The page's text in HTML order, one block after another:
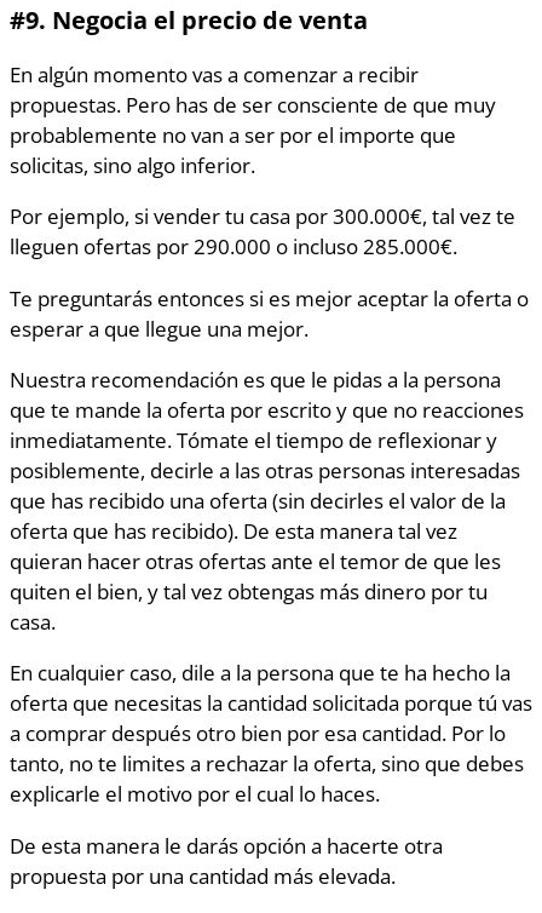
#9. Negocia el precio de venta
En algún momento vas a comenzar a recibir
propuestas. Pero has de ser consciente de que muy
probablemente no van a ser por el importe que
solicitas, sino algo inferior.
Por ejemplo, si vender tu casa por 300.000€, tal vez te
lleguen ofertas por 290.000 o incluso 285.000€.
Te preguntarás entonces si es mejor aceptar la oferta o
esperar a que llegue una mejor.
Nuestra recomendación es que le pidas a la persona
que te mande la oferta por escrito y que no reacciones
inmediatamente. Tómate el tiempo de reflexionar y
posiblemente, decirle a las otras personas interesadas
que has recibido una oferta (sin decirles el valor de la
oferta que has recibido). De esta manera tal vez
quieran hacer otras ofertas ante el temor de que les
quiten el bien, y tal vez obtengas más dinero por tu
casa.
En cualquier caso, dile a la persona que te ha hecho la
oferta que necesitas la cantidad solicitada porque tú vas
a comprar después otro bien por esa cantidad. Por lo
tanto, no te limites a rechazar la oferta, sino que debes
explicarle el motivo por el cual lo haces.
De esta manera le darás opción a hacerte otra
propuesta por una cantidad más elevada.